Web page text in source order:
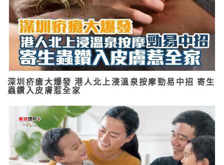
深圳疥瘡大爆發 港人北上浸溫泉按摩勁易中招 寄生
蟲鑽入皮膚惹全家